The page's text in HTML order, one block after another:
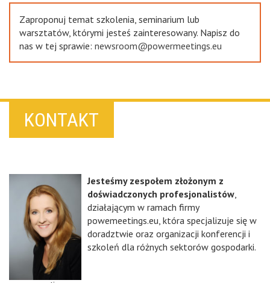
Zaproponuj temat szkolenia, seminarium lub
warsztatów, którymi jesteś zainteresowany. Napisz do
nas w tej sprawie: newsroom@powermeetings.eu
KONTAKT
Jesteśmy zespołem złożonym z
doświadczonych profesjonalistów
działającym w ramach firmy
powemeetings.eu, która specjalizuje się w
doradztwie oraz organizacji konferencji i
szkoleń dla różnych sektorów gospodarki.